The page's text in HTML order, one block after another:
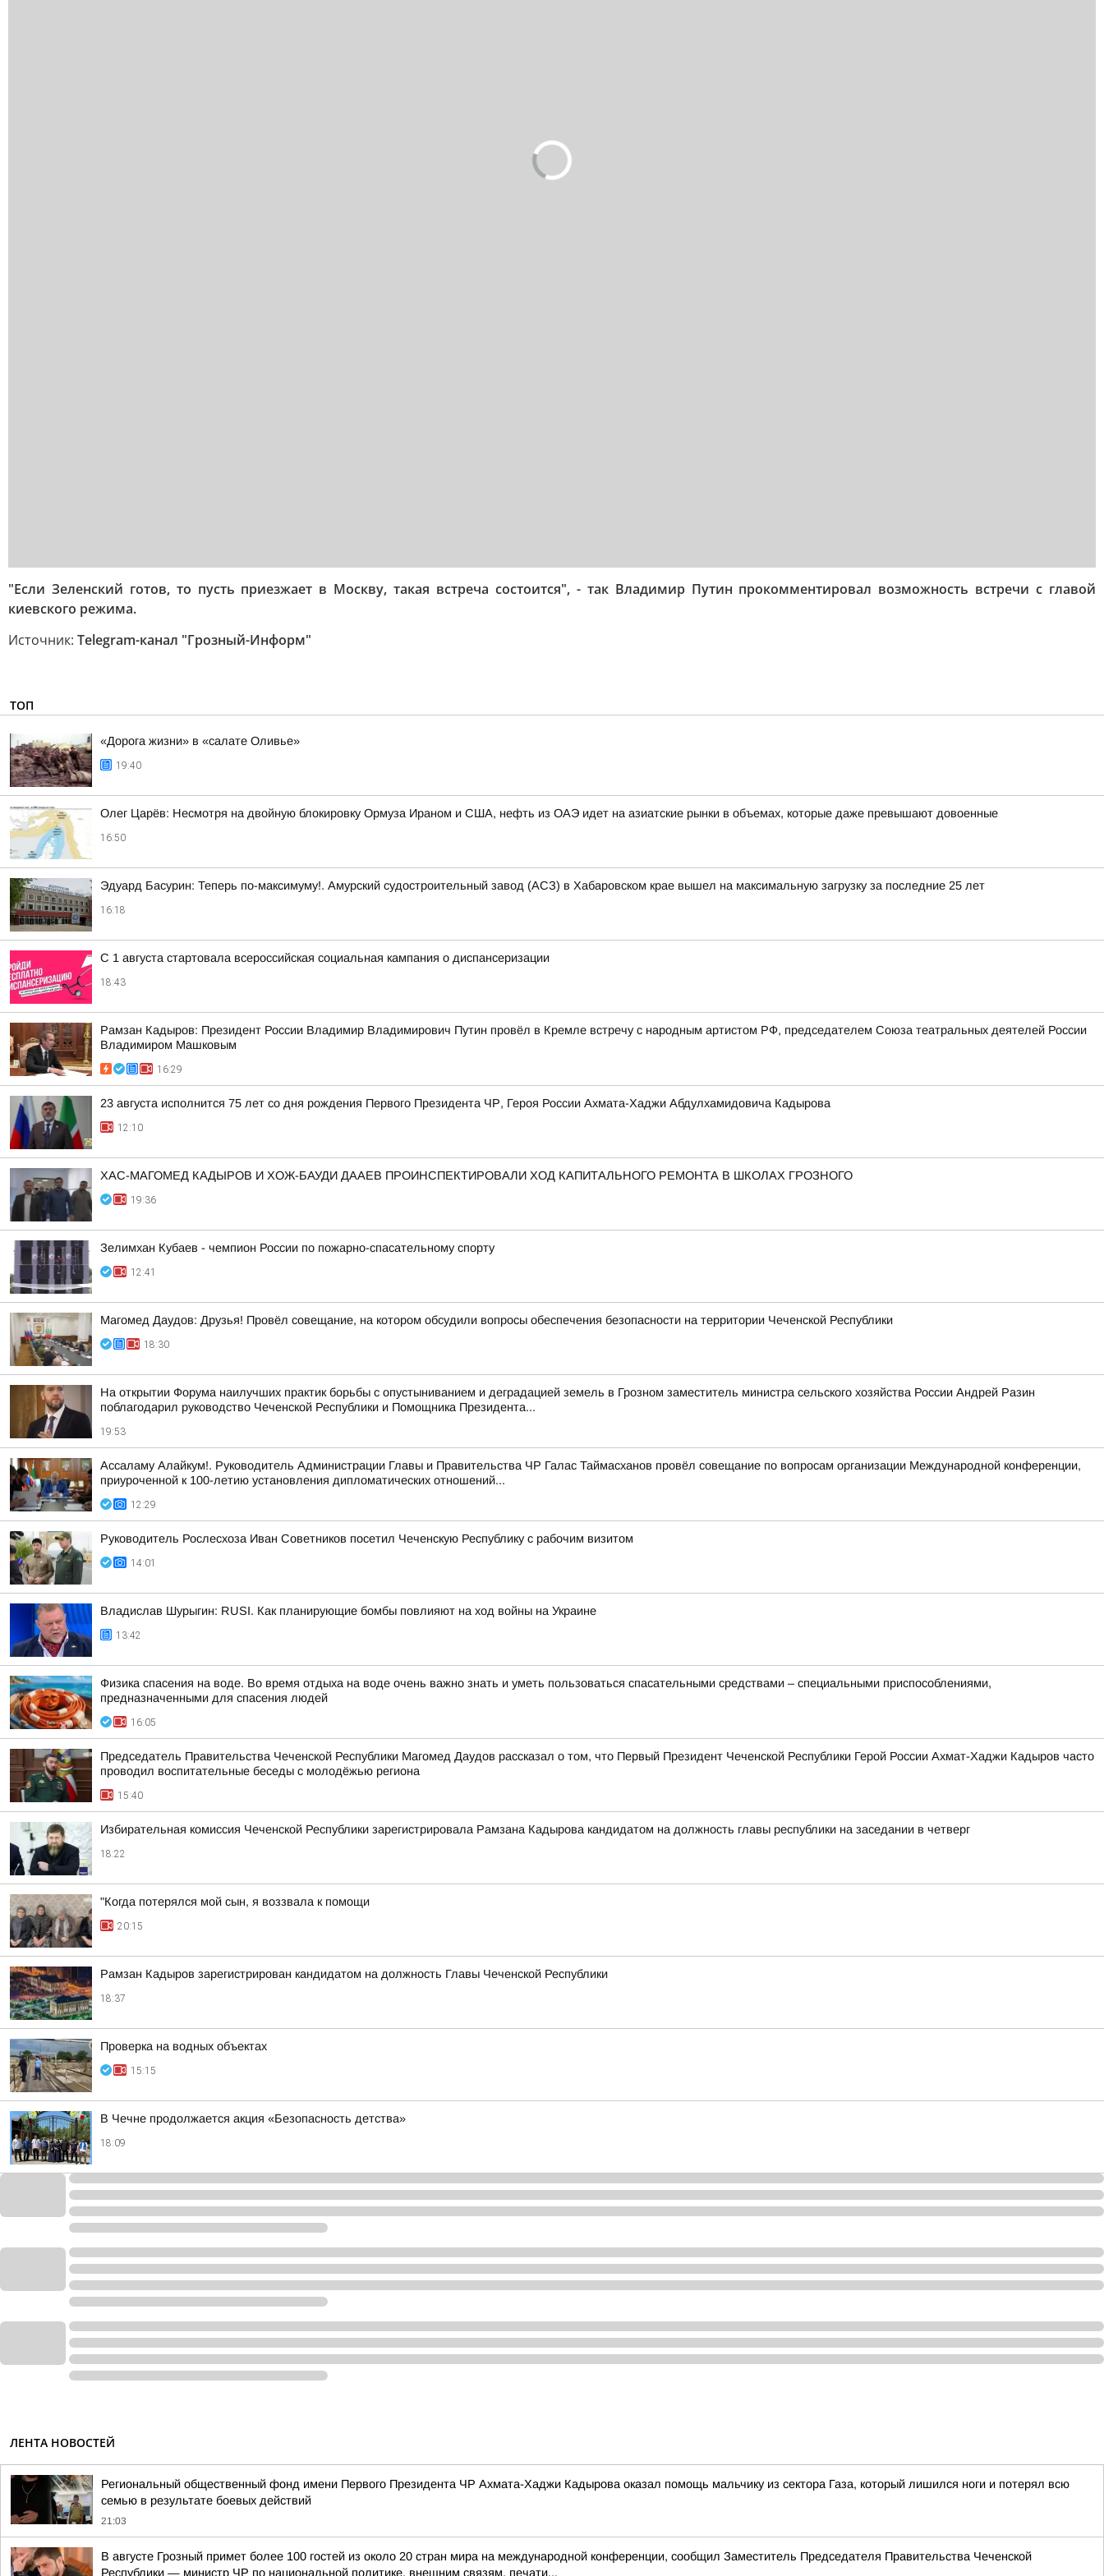
"Если Зеленский готов, то пусть приезжает в Москву, такая встреча состоится", - так Владимир Путин прокомментировал возможность встречи с главой
киевского режима.
Источник: Telegram-канал "Грозный-Информ"
ТОП
«Дорога жизни» в «салате Оливье»
19:40
Олег Царёв: Несмотря на двойную блокировку Ормуза Ираном и США, нефть из ОАЭ идет на азиатские рынки в объемах, которые даже превышают довоенные
16:50
Эдуард Басурин: Теперь по-максимуму!. Амурский судостроительный завод (АСЗ) в Хабаровском крае вышел на максимальную загрузку за последние 25 лет
16:18
С 1 августа стартовала всероссийская социальная кампания о диспансеризации
18:43
Рамзан Кадыров: Президент России Владимир Владимирович Путин провёл в Кремле встречу с народным артистом РФ, председателем Союза театральных деятелей России
Владимиром Машковым
16:29
23 августа исполнится 75 лет со дня рождения Первого Президента ЧР, Героя России Ахмата-Хаджи Абдулхамидовича Кадырова
12:10
ХАС-МАГОМЕД КАДЫРОВ И ХОЖ-БАУДИ ДААЕВ ПРОИНСПЕКТИРОВАЛИ ХОД КАПИТАЛЬНОГО РЕМОНТА В ШКОЛАХ ГРОЗНОГО
19:36
Зелимхан Кубаев - чемпион России по пожарно-спасательному спорту
12:41
Магомед Даудов: Друзья! Провёл совещание, на котором обсудили вопросы обеспечения безопасности на территории Чеченской Республики
18:30
На открытии Форума наилучших практик борьбы с опустыниванием и деградацией земель в Грозном заместитель министра сельского хозяйства России Андрей Разин
поблагодарил руководство Чеченской Республики и Помощника Президента...
19:53
Ассаламу Алайкум!. Руководитель Администрации Главы и Правительства ЧР Галас Таймасханов провёл совещание по вопросам организации Международной конференции,
приуроченной к 100-летию установления дипломатических отношений...
12:29
Руководитель Рослесхоза Иван Советников посетил Чеченскую Республику с рабочим визитом
14:01
Владислав Шурыгин: RUSI. Как планирующие бомбы повлияют на ход войны на Украине
13:42
Физика спасения на воде. Во время отдыха на воде очень важно знать и уметь пользоваться спасательными средствами – специальными приспособлениями,
предназначенными для спасения людей
16:05
Председатель Правительства Чеченской Республики Магомед Даудов рассказал о том, что Первый Президент Чеченской Республики Герой России Ахмат-Хаджи Кадыров часто
проводил воспитательные беседы с молодёжью региона
15:40
Избирательная комиссия Чеченской Республики зарегистрировала Рамзана Кадырова кандидатом на должность главы республики на заседании в четверг
18:22
"Когда потерялся мой сын, я воззвала к помощи
20:15
Рамзан Кадыров зарегистрирован кандидатом на должность Главы Чеченской Республики
18:37
Проверка на водных объектах
15:15
В Чечне продолжается акция «Безопасность детства»
18:09
ЛЕНТА НОВОСТЕЙ
Региональный общественный фонд имени Первого Президента ЧР Ахмата-Хаджи Кадырова оказал помощь мальчику из сектора Газа, который лишился ноги и потерял всю
семью в результате боевых действий
21:03
В августе Грозный примет более 100 гостей из около 20 стран мира на международной конференции, сообщил Заместитель Председателя Правительства Чеченской
Республики — министр ЧР по национальной политике, внешним связям, печати...